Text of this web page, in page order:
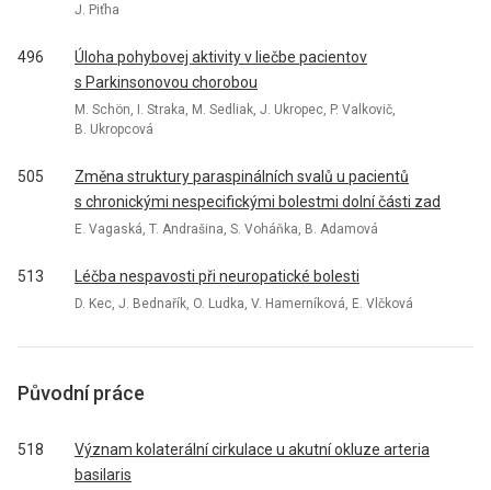
J. Piťha
496
Úloha pohybovej aktivity v liečbe pa­cientov
s Parkinsonovou chorobou
M. Schön, I. Straka, M. Sedliak, J. Ukropec, P. Valkovič,
B. Ukropcová
505
Změna struktury paraspinálních svalů u pa­cientů
s chronickými nespecifickými bolestmi dolní části zad
E. Vagaská, T. Andrašina, S. Voháňka, B. Adamová
513 Léčba nespavosti při neuropatické bolesti
D. Kec, J. Bednařík, O. Ludka, V. Hamerníková, E. Vlčková
Původní práce
518
Význam kolaterální cirkulace u akutní okluze arteria
basilaris